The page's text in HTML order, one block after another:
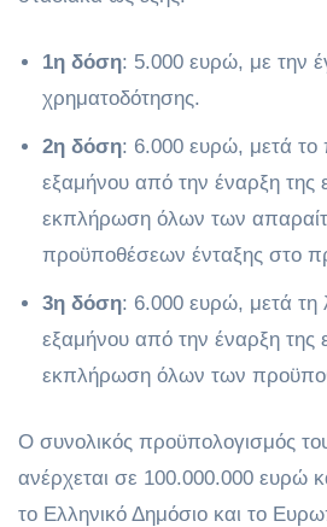
1η δόση: 5.000 ευρώ, με την
χρηματοδότησης.
2η δόση: 6.000 ευρώ, μετά
εξαμήνου από την έναρξη της
εκπλήρωση όλων των
προϋποθέσεων ένταξης στο
3η δόση: 6.000 ευρώ, μετά τη
εξαμήνου από την έναρξη της
εκπλήρωση όλων των
Ο συνολικός προϋπολογισμός
ανέρχεται σε 100.000.000 ευρώ
το Ελληνικό Δημόσιο και το